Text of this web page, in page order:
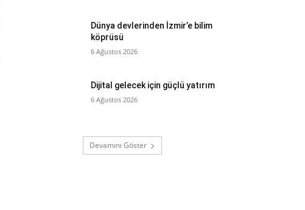
Dünya devlerinden İzmir’e bilim
köprüsü
6 Ağustos 2026
Dijital gelecek için güçlü yatırım
6 Ağustos 2026
Devamını Göster